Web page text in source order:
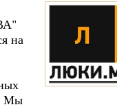
на
Мы